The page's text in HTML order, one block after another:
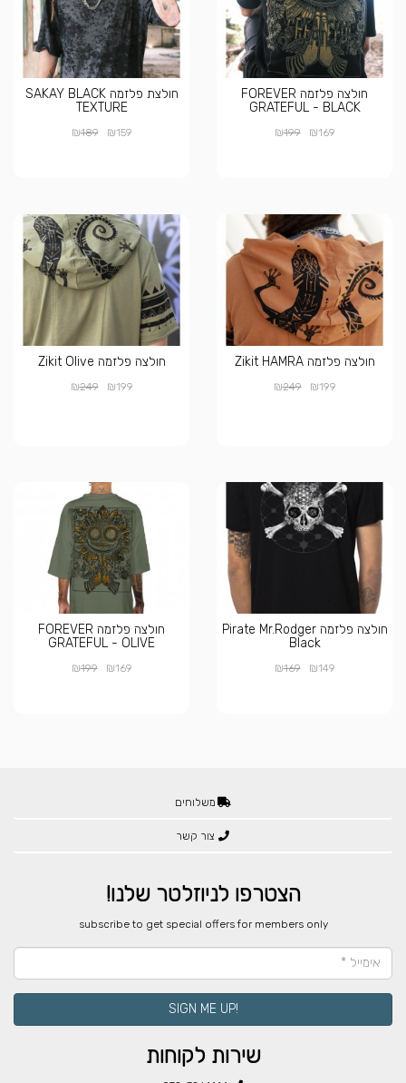
חולצה פלזמה FOREVER
GRATEFUL - BLACK
₪169
₪199
חולצת פלזמה SAKAY BLACK
TEXTURE
₪159
₪189
חולצה פלזמה Zikit HAMRA
₪199
₪249
חולצה פלזמה Zikit Olive
₪199
₪249
חולצה פלזמה Pirate Mr.Rodger
Black
₪149
₪169
חולצה פלזמה FOREVER
GRATEFUL - OLIVE
₪169
₪199
משלוחים
צור קשר
הצטרפו לניוזלטר שלנו!
​subscribe to get special offers for members only
!SIGN ME UP
שירות לקוחות